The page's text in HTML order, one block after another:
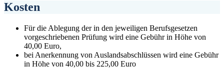
Kosten
Für die Ablegung der in den jeweiligen Berufsgesetzen
vorgeschriebenen Prüfung wird eine Gebühr in Höhe von
40,00 Euro,
bei Anerkennung von Auslandsabschlüssen wird eine Gebühr
in Höhe von 40,00 bis 225,00 Euro